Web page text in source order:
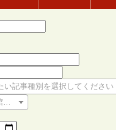
い記事種別を選択してください
を選択してください